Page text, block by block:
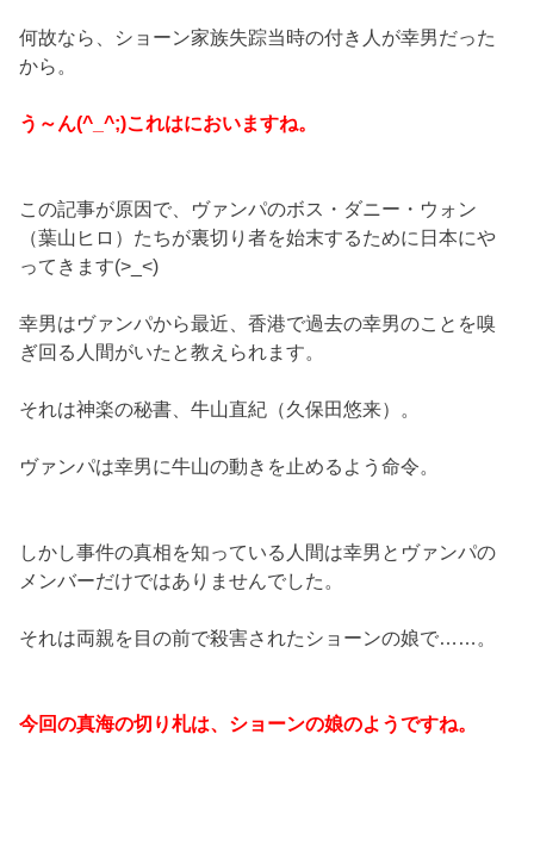
何故なら、ショーン家族失踪当時の付き人が幸男だった
から。
う～ん(^_^;)これはにおいますね。
この記事が原因で、ヴァンパのボス・ダニー・ウォン
（葉山ヒロ）たちが裏切り者を始末するために日本にや
ってきます(>_<)
幸男はヴァンパから最近、香港で過去の幸男のことを嗅
ぎ回る人間がいたと教えられます。
それは神楽の秘書、牛山直紀（久保田悠来）。
ヴァンパは幸男に牛山の動きを止めるよう命令。
しかし事件の真相を知っている人間は幸男とヴァンパの
メンバーだけではありませんでした。
それは両親を目の前で殺害されたショーンの娘で……。
今回の真海の切り札は、ショーンの娘のようですね。